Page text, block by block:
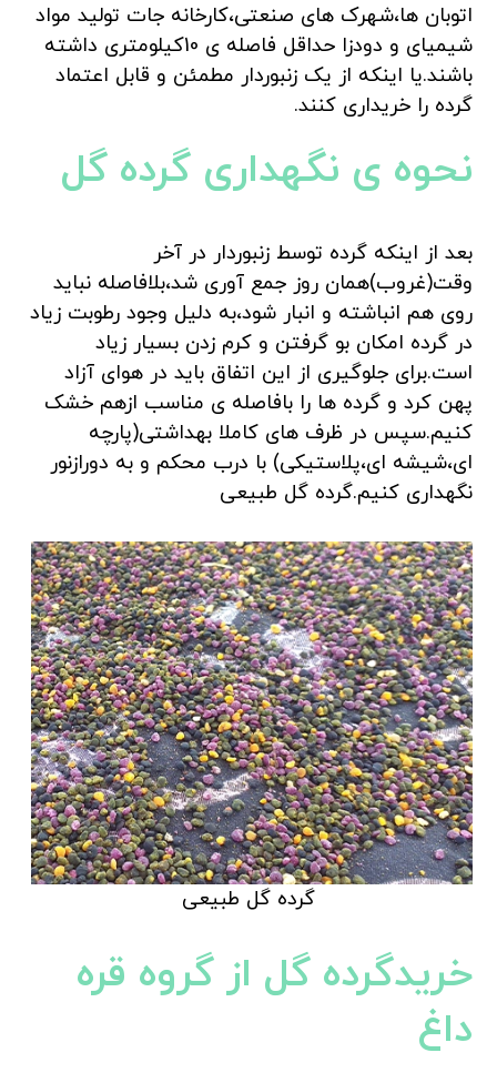
اتوبان ها،شهرک های صنعتی،کارخانه جات تولید مواد
شیمیای و دودزا حداقل فاصله ی 10کیلومتری داشته
باشند.یا اینکه از یک زنبوردار مطمئن و قابل اعتماد
گرده را خریداری کنند.
نحوه ی نگهداری گرده گل
بعد از اینکه گرده توسط زنبوردار در آخر
وقت(غروب)همان روز جمع آوری شد،بلافاصله نباید
روی هم انباشته و انبار شود،به دلیل وجود رطوبت زیاد
در گرده امکان بو گرفتن و کرم زدن بسیار زیاد
است.برای جلوگیری از این اتفاق باید در هوای آزاد
پهن کرد و گرده ها را بافاصله ی مناسب ازهم خشک
کنیم.سپس در ظرف های کاملا بهداشتی(پارچه
ای،شیشه ای،پلاستیکی) با درب محکم و به دورازنور
نگهداری کنیم.گرده گل طبیعی
گرده گل طبیعی
خریدگرده گل از گروه قره
داغ